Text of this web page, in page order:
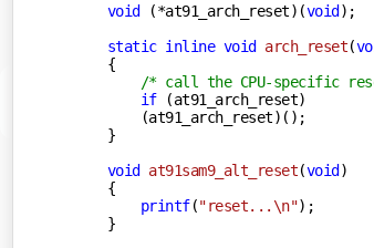
void (*at91_arch_reset)(void);
static inline void arch_reset(
{
/* call the CPU-specific
if (at91_arch_reset)
    (at91_arch_reset)();
}
void at91sam9_alt_reset(void)
{
printf("reset...\n");
}